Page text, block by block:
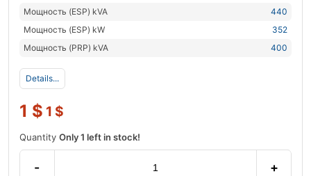
Мощность (ESP) kVA
440
Мощность (ESP) kW
352
Мощность (PRP) kVA
400
Details...
1 $ 1 $
Quantity Only 1 left in stock!
- +